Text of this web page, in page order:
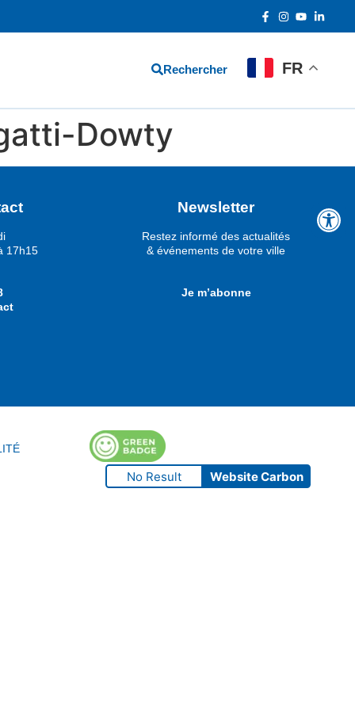
Rechercher FR
Dowty
17h15
Newsletter
Restez informé des actualités
& événements de votre ville
Je m’abonne
No Result Website Carbon